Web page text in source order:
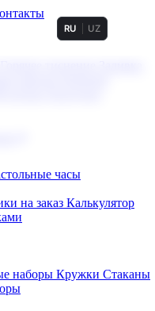
RU UZ
часы
на заказ Калькулятор
наборы Кружки Стаканы